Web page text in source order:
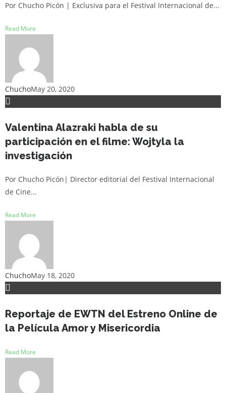
Por Chucho Picón | Exclusiva para el Festival Internacional de...
Read More
ChuchoMay 20, 2020
Valentina Alazraki habla de su
participación en el filme: Wojtyla la
investigación
Por Chucho Picón| Director editorial del Festival Internacional
de Cine...
Read More
ChuchoMay 18, 2020
Reportaje de EWTN del Estreno Online de
la Película Amor y Misericordia
Read More